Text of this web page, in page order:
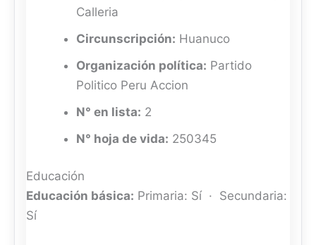
Calleria
Circunscripción: Huanuco
Organización política: Partido
Politico Peru Accion
N° en lista: 2
N° hoja de vida: 250345
Educación
Educación básica: Primaria: Sí · Secundaria:
Sí